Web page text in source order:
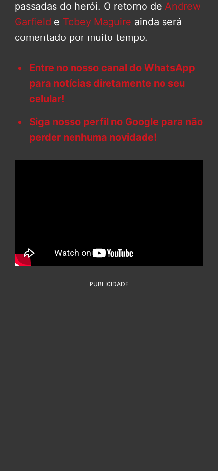
passadas do herói. O retorno de Andrew
Garfield e Tobey Maguire ainda será
comentado por muito tempo.
Entre no nosso canal do WhatsApp
para notícias diretamente no seu
celular!
Siga nosso perfil no Google para não
perder nenhuma novidade!
PUBLICIDADE